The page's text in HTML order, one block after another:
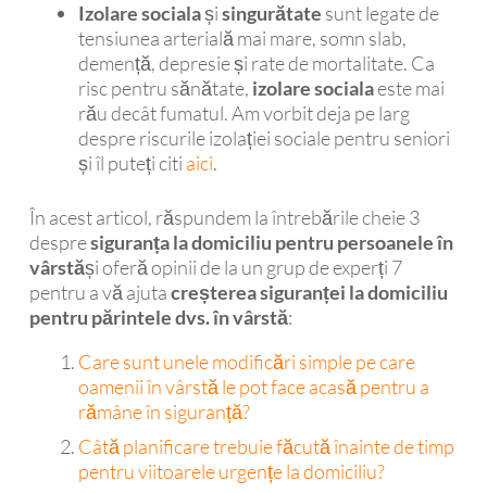
Izolare socialașisingurătate sunt legate de
tensiunea arterială mai mare, somn slab,
demență, depresie și rate de mortalitate. Ca
risc pentru sănătate, izolare socialaeste mai
rău decât fumatul. Am vorbit deja pe larg
despre riscurile izolației sociale pentru seniori
și îl puteți citi aici.
În acest articol, răspundem la întrebările cheie 3
despresiguranța la domiciliu pentru persoanele în
vârstăși oferă opinii de la un grup de experți 7
pentru a vă ajutacreșterea siguranței la domiciliu
pentru părintele dvs. în vârstă:
Care sunt unele modificări simple pe care
oamenii în vârstă le pot face acasă pentru a
rămâne în siguranță?
Câtă planificare trebuie făcută înainte de timp
pentru viitoarele urgențe la domiciliu?